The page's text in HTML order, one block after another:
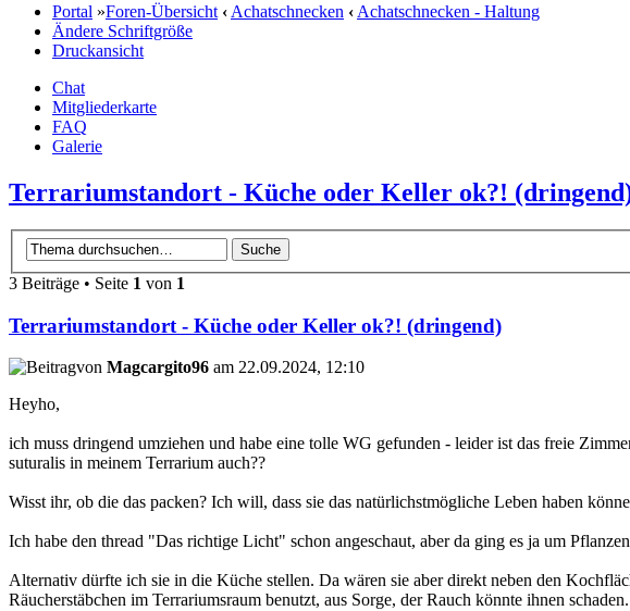
Portal »Foren-Übersicht ‹Achatschnecken ‹Achatschnecken - Haltung
Ändere Schriftgröße
Druckansicht
Chat
Mitgliederkarte
FAQ
Galerie
Terrariumstandort - Küche oder Keller ok?!
3 Beiträge • Seite 1 von 1
Terrariumstandort - Küche oder Keller ok?! (dringend)
von Magcargito96 am 22.09.2024, 12:10
Heyho,
ich muss dringend umziehen und habe eine tolle WG gefunden - leider ist das freie
suturalis in meinem Terrarium auch??
Wisst ihr, ob die das packen? Ich will, dass sie das natürlichstmögliche Leben haben
Ich habe den thread "Das richtige Licht" schon angeschaut, aber da ging es ja um
Alternativ dürfte ich sie in die Küche stellen. Da wären sie aber direkt neben den
Räucherstäbchen im Terrariumsraum benutzt, aus Sorge, der Rauch könnte ihnen schaden.